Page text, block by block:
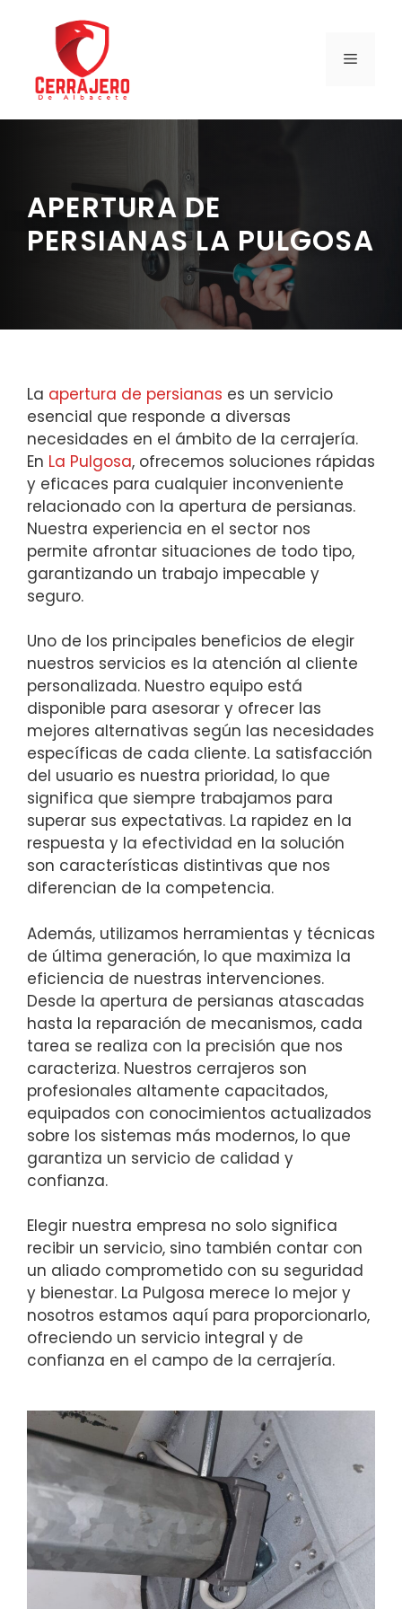
contenido
MENÚ
APERTURA DE
PERSIANAS LA PULGOSA
La apertura de persianas es un servicio
esencial que responde a diversas
necesidades en el ámbito de la cerrajería.
En La Pulgosa, ofrecemos soluciones rápidas
y eficaces para cualquier inconveniente
relacionado con la apertura de persianas.
Nuestra experiencia en el sector nos
permite afrontar situaciones de todo tipo,
garantizando un trabajo impecable y
seguro.
Uno de los principales beneficios de elegir
nuestros servicios es la atención al cliente
personalizada. Nuestro equipo está
disponible para asesorar y ofrecer las
mejores alternativas según las necesidades
específicas de cada cliente. La satisfacción
del usuario es nuestra prioridad, lo que
significa que siempre trabajamos para
superar sus expectativas. La rapidez en la
respuesta y la efectividad en la solución
son características distintivas que nos
diferencian de la competencia.
Además, utilizamos herramientas y técnicas
de última generación, lo que maximiza la
eficiencia de nuestras intervenciones.
Desde la apertura de persianas atascadas
hasta la reparación de mecanismos, cada
tarea se realiza con la precisión que nos
caracteriza. Nuestros cerrajeros son
profesionales altamente capacitados,
equipados con conocimientos actualizados
sobre los sistemas más modernos, lo que
garantiza un servicio de calidad y
confianza.
Elegir nuestra empresa no solo significa
recibir un servicio, sino también contar con
un aliado comprometido con su seguridad
y bienestar. La Pulgosa merece lo mejor y
nosotros estamos aquí para proporcionarlo,
ofreciendo un servicio integral y de
confianza en el campo de la cerrajería.